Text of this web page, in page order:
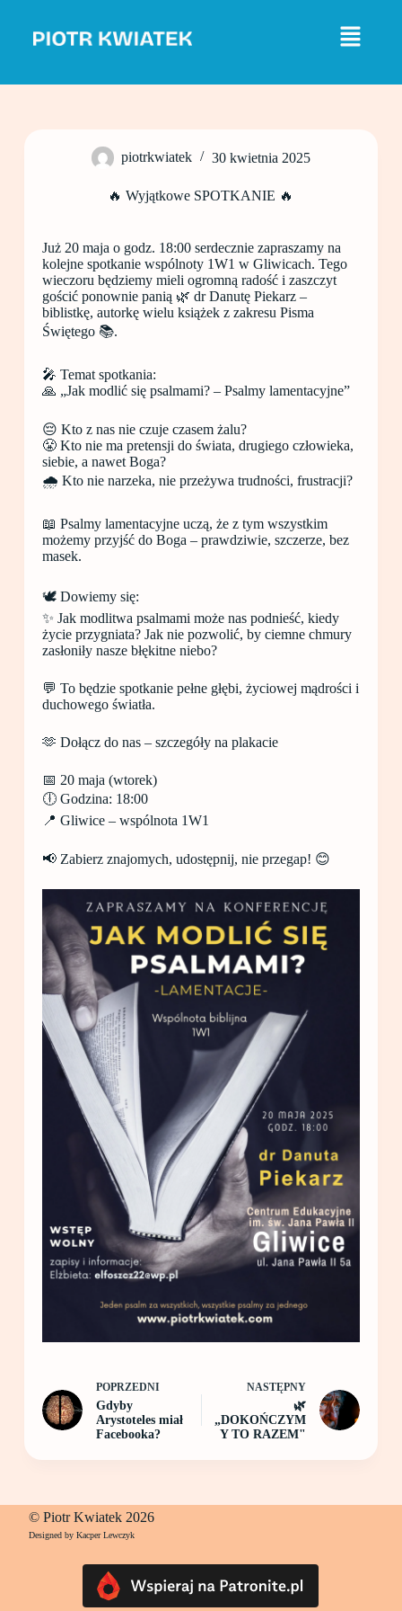
j
piotrkwiatek 30 kwietnia 2025
🔥 Wyjątkowe SPOTKANIE 🔥
Już 20 maja o godz. 18:00 serdecznie zapraszamy na
kolejne spotkanie wspólnoty 1W1 w Gliwicach. Tego
wieczoru będziemy mieli ogromną radość i zaszczyt
gościć ponownie panią 🌿 dr Danutę Piekarz –
biblistkę, autorkę wielu książek z zakresu Pisma
Świętego 📚.
🎤 Temat spotkania:
🙏 „Jak modlić się psalmami? – Psalmy lamentacyjne”
😔 Kto z nas nie czuje czasem żalu?
😤 Kto nie ma pretensji do świata, drugiego człowieka,
siebie, a nawet Boga?
🌧️ Kto nie narzeka, nie przeżywa trudności, frustracji?
📖 Psalmy lamentacyjne uczą, że z tym wszystkim
możemy przyjść do Boga – prawdziwie, szczerze, bez
masek.
🕊️ Dowiemy się:
✨ Jak modlitwa psalmami może nas podnieść, kiedy
życie przygniata? Jak nie pozwolić, by ciemne chmury
zasłoniły nasze błękitne niebo?
💬 To będzie spotkanie pełne głębi, życiowej mądrości i
duchowego światła.
🫶 Dołącz do nas – szczegóły na plakacie
📅 20 maja (wtorek)
🕕 Godzina: 18:00
📍 Gliwice – wspólnota 1W1
📢 Zabierz znajomych, udostępnij, nie przegap! 😊
POPRZEDNI
Gdyby
Arystoteles miał
Facebooka?
NASTĘPNY
🌿
„DOKOŃCZYM
Y TO RAZEM"
© Piotr Kwiatek 2026
Designed by Kacper Lewczyk